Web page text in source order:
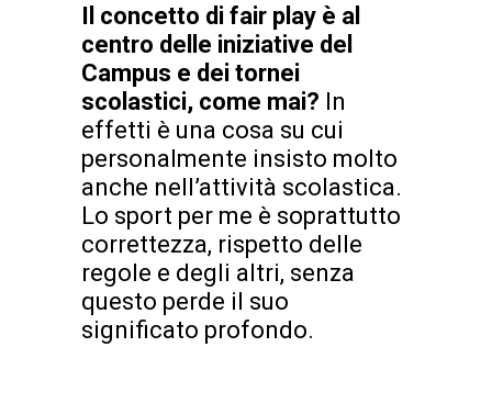
Il concetto di fair play è al
centro delle iniziative del
Campus e dei tornei
scolastici, come mai? In
effetti è una cosa su cui
personalmente insisto molto
anche nell’attività scolastica.
Lo sport per me è soprattutto
correttezza, rispetto delle
regole e degli altri, senza
questo perde il suo
significato profondo.